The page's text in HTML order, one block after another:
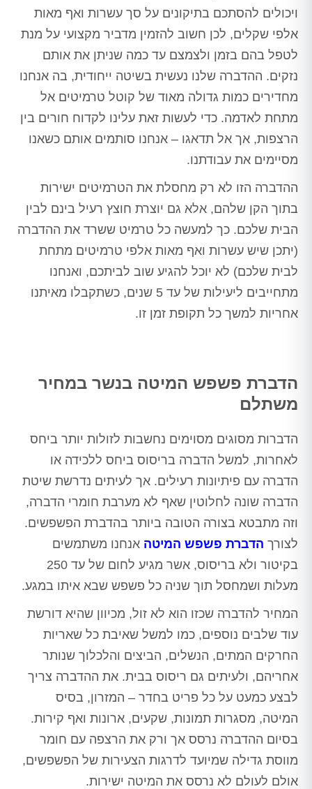
ויכולים להסתכם בתיקונים על סך עשרות ואף מאות
אלפי שקלים, לכן חשוב להזמין מדביר מקצועי על מנת
לטפל בהם בזמן ולצמצם עד כמה שניתן את אותם
נזקים. ההדברה שלנו נעשית בשיטה ייחודית, בה אנחנו
מחדירים כמות גדולה מאוד של קוטל טרמיטים אל
מתחת לאדמה. כדי לעשות זאת עלינו לקדוח חורים בין
הרצפות, אך אל תדאגו – אנחנו סותמים אותם כשאנו
מסיימים את עבודתנו.
ההדברה הזו לא רק מחסלת את הטרמיטים ישירות
בתוך הקן שלהם, אלא גם יוצרת חוצץ רעיל בינם לבין
הבית שלכם. כך למעשה כל טרמיט ששרד את ההדברה
(יתכן שיש עשרות ואף מאות אלפי טרמיטים מתחת
לבית שלכם) לא יוכל להגיע שוב לביתכם, ואנחנו
מתחייבים ליעילות של עד 5 שנים, כשתקבלו מאיתנו
אחריות למשך כל תקופת זמן זו.
הדברת פשפש המיטה בנשר במחיר
משתלם
הדברות מסוגים מסוימים נחשבות לזולות יותר ביחס
לאחרות, למשל הדברה בריסוס ביחס ללכידה או
הדברה עם פיתיונות רעילים. אך לעיתים נדרשת שיטת
הדברה שונה לחלוטין שאף לא מערבת חומרי הדברה,
וזה מתבטא בצורה הטובה ביותר בהדברת הפשפשים.
לצורך הדברת פשפש המיטה אנחנו משתמשים
בקיטור ולא בריסוס, אשר מגיע לחום של עד 250
מעלות ושמחסל תוך שניה כל פשפש שבא איתו במגע.
המחיר להדברה שכזו הוא לא זול, מכיוון שהיא דורשת
עוד שלבים נוספים, כמו למשל שאיבת כל שאריות
החרקים המתים, הנשלים, הביצים והלכלוך שנותר
אחריהם, ולעיתים גם ריסוס בבית. את ההדברה צריך
לבצע כמעט על כל פריט בחדר – המזרון, בסיס
המיטה, מסגרות תמונות, שקעים, ארונות ואף קירות.
בסיום ההדברה נרסס אך ורק את הרצפה עם חומר
מווסת גדילה שמיועד לדרגות הצעירות של הפשפשים,
אולם לעולם לא נרסס את המיטה ישירות.